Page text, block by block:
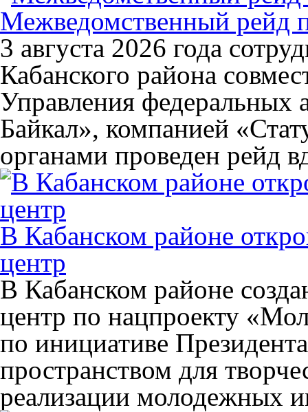
Межведомственный рейд
3 августа 2026 года
Кабанского района
Управления
Байкал», компанией
органами проведен рейд
В Кабанском районе
центр
В Кабанском районе
центр по нацпроекту
по инициативе
пространством для
реализации молодежных